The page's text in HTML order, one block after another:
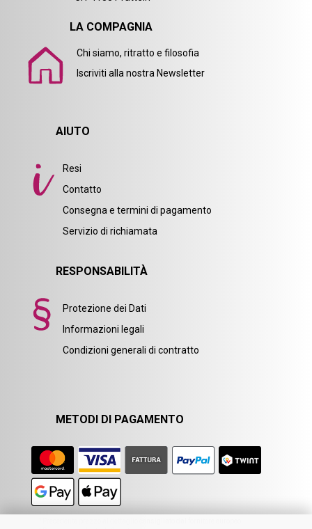
LA COMPAGNIA
Chi siamo, ritratto e filosofia
Iscriviti alla nostra Newsletter
AIUTO
Resi
Contatto
Consegna e termini di pagamento
Servizio di richiamata
RESPONSABILITÀ
Protezione dei Dati
Informazioni legali
Condizioni generali di contratto
METODI DI PAGAMENTO